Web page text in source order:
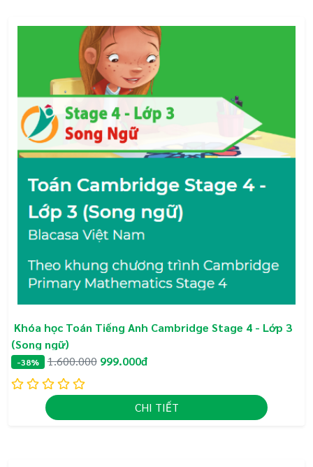
Địa chỉ Blacasa:
- Trụ Sở Chính : Toà nhà Blacasa, 92/5 Láng Hạ,
- Văn phòng làm việc: 30BT7 Khu đô thị Văn Quán,
Hà Đông, Hà Nội
Khóa học Toán Tiếng Anh Cambridge Stage 4 - Lớp 3
(Song ngữ)
-38% 1.600.000 999.000đ
CHI TIẾT